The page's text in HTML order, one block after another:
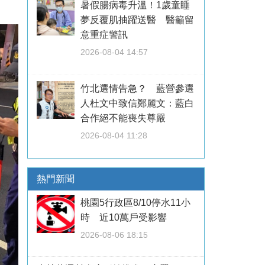
暑假腸病毒升溫！1歲童睡
夢反覆肌抽躍送醫 醫籲留
意重症警訊
2026-08-04 14:57
竹北選情告急？ 藍營參選
人杜文中致信鄭麗文：藍白
合作絕不能喪失尊嚴
2026-08-04 11:28
熱門新聞
桃園5行政區8/10停水11小
時 近10萬戶受影響
2026-08-06 18:15